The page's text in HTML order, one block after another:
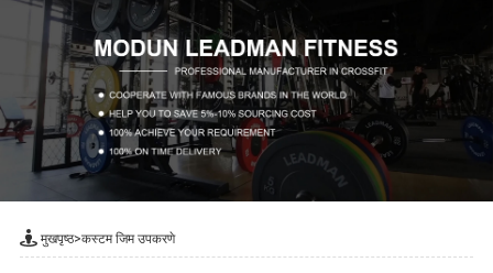
मुखपृष्ठ>कस्टम जिम उपकरणे